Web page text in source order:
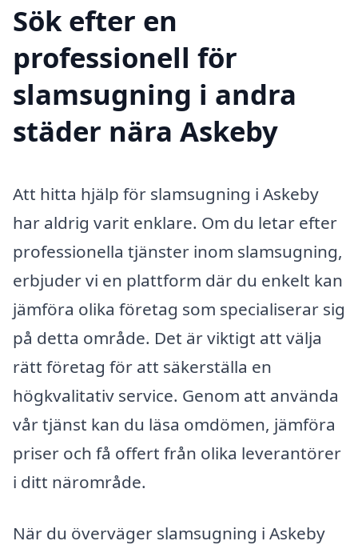
Sök efter en
professionell för
slamsugning i andra
städer nära Askeby
Att hitta hjälp för slamsugning i Askeby
har aldrig varit enklare. Om du letar efter
professionella tjänster inom slamsugning,
erbjuder vi en plattform där du enkelt kan
jämföra olika företag som specialiserar sig
på detta område. Det är viktigt att välja
rätt företag för att säkerställa en
högkvalitativ service. Genom att använda
vår tjänst kan du läsa omdömen, jämföra
priser och få offert från olika leverantörer
i ditt närområde.
När du överväger slamsugning i Askeby